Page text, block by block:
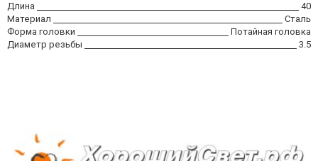
Длина
40
Материал
Сталь
Форма головки
Потайная головка
Диаметр резьбы
3.5